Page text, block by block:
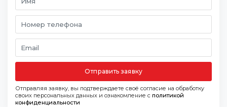
Отправить заявку
Отправляя заявку, вы подтверждаете своё согласие на обработку
своих персональных данных и ознакомление с политикой
конфиденциальности